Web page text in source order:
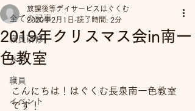
全ての記事
職員研修
外出
職員
イベント
2019年クリスマス会in南一
色教室
放課後等デイサービスはぐくむ
2020年2月1日 読了時間: 2分
こんにちは！はぐくむ長泉南一色教室
です！